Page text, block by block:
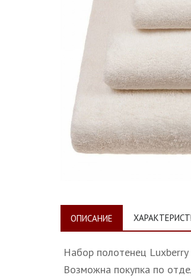
ОПИСАНИЕ
Набор полотенец
Возможна покупка по